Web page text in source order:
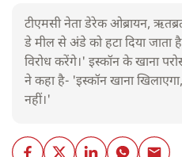
टीएमसी नेता डेरेक ओब्रायन,
डे मील से अंडे को हटा दिया
विरोध करेंगे।' इस्कॉन के खाना
ने कहा है- 'इस्कॉन खाना
नहीं।'